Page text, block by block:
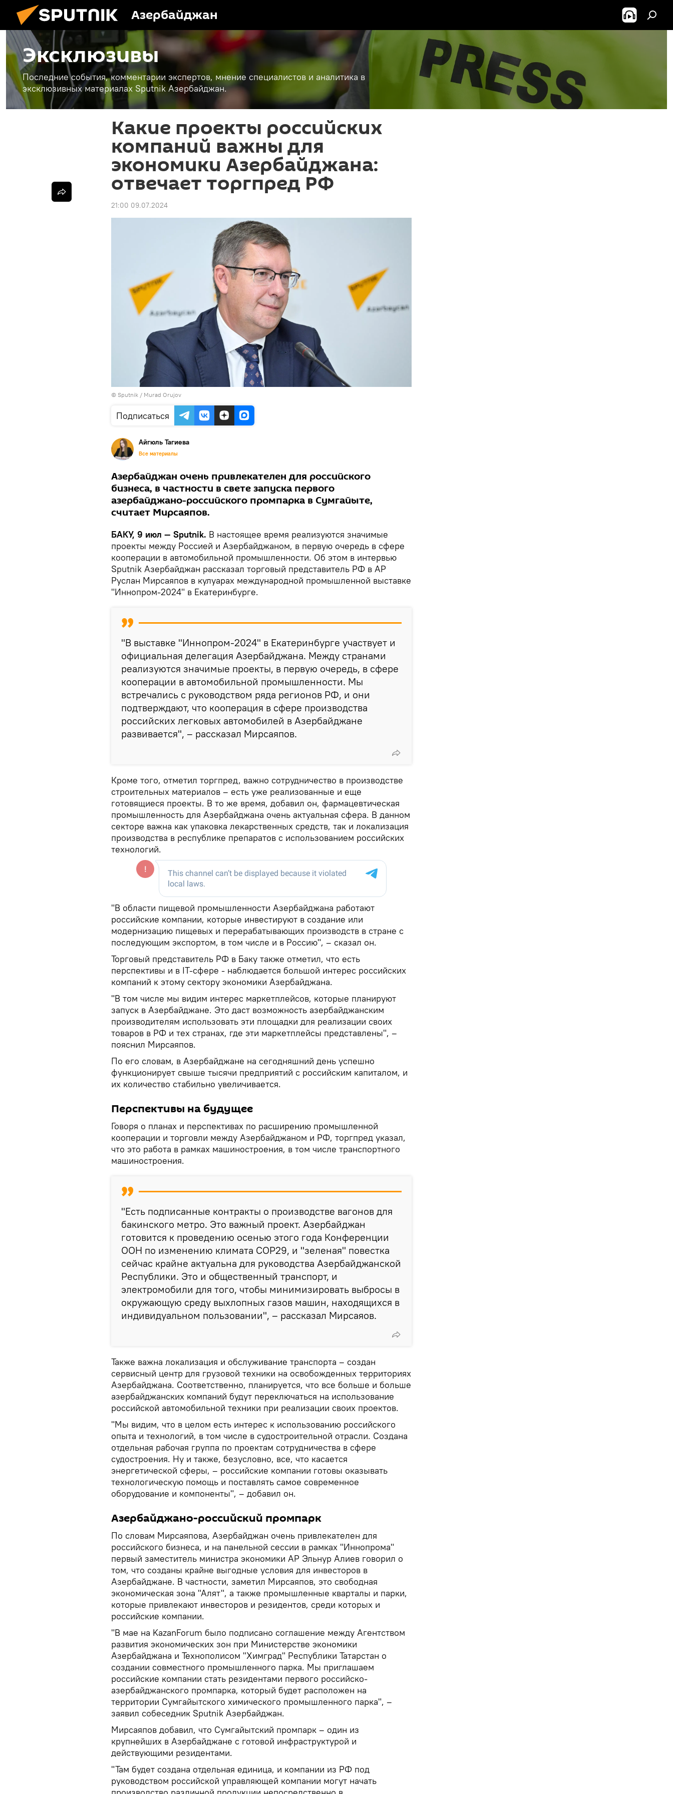
Азербайджан
Эксклюзивы
Последние события, комментарии экспертов, мнение специалистов и аналитика в
эксклюзивных материалах Sputnik Азербайджан.
Какие проекты российских
компаний важны для
экономики Азербайджана:
отвечает торгпред РФ
21:00 09.07.2024
© Sputnik / Murad Orujov
Подписаться
Айгюль Тагиева
Все материалы
Азербайджан очень привлекателен для российского
бизнеса, в частности в свете запуска первого
азербайджано-российского промпарка в Сумгайыте,
считает Мирсаяпов.
БАКУ, 9 июл — Sputnik. В настоящее время реализуются значимые
проекты между Россией и Азербайджаном, в первую очередь в сфере
кооперации в автомобильной промышленности. Об этом в интервью
Sputnik Азербайджан рассказал торговый представитель РФ в АР
Руслан Мирсаяпов в кулуарах международной промышленной выставке
"Иннопром-2024" в Екатеринбурге.
"В выставке "Иннопром-2024" в Екатеринбурге участвует и
официальная делегация Азербайджана. Между странами
реализуются значимые проекты, в первую очередь, в сфере
кооперации в автомобильной промышленности. Мы
встречались с руководством ряда регионов РФ, и они
подтверждают, что кооперация в сфере производства
российских легковых автомобилей в Азербайджане
развивается", – рассказал Мирсаяпов.
Кроме того, отметил торгпред, важно сотрудничество в производстве
строительных материалов – есть уже реализованные и еще
готовящиеся проекты. В то же время, добавил он, фармацевтическая
промышленность для Азербайджана очень актуальная сфера. В данном
секторе важна как упаковка лекарственных средств, так и локализация
производства в республике препаратов с использованием российских
технологий.
"В области пищевой промышленности Азербайджана работают
российские компании, которые инвестируют в создание или
модернизацию пищевых и перерабатывающих производств в стране с
последующим экспортом, в том числе и в Россию", – сказал он.
Торговый представитель РФ в Баку также отметил, что есть
перспективы и в IT-сфере - наблюдается большой интерес российских
компаний к этому сектору экономики Азербайджана.
"В том числе мы видим интерес маркетплейсов, которые планируют
запуск в Азербайджане. Это даст возможность азербайджанским
производителям использовать эти площадки для реализации своих
товаров в РФ и тех странах, где эти маркетплейсы представлены", –
пояснил Мирсаяпов.
По его словам, в Азербайджане на сегодняшний день успешно
функционирует свыше тысячи предприятий с российским капиталом, и
их количество стабильно увеличивается.
Перспективы на будущее
Говоря о планах и перспективах по расширению промышленной
кооперации и торговли между Азербайджаном и РФ, торгпред указал,
что это работа в рамках машиностроения, в том числе транспортного
машиностроения.
"Есть подписанные контракты о производстве вагонов для
бакинского метро. Это важный проект. Азербайджан
готовится к проведению осенью этого года Конференции
ООН по изменению климата COP29, и "зеленая" повестка
сейчас крайне актуальна для руководства Азербайджанской
Республики. Это и общественный транспорт, и
электромобили для того, чтобы минимизировать выбросы в
окружающую среду выхлопных газов машин, находящихся в
индивидуальном пользовании", – рассказал Мирсаяов.
Также важна локализация и обслуживание транспорта – создан
сервисный центр для грузовой техники на освобожденных территориях
Азербайджана. Соответственно, планируется, что все больше и больше
азербайджанских компаний будут переключаться на использование
российской автомобильной техники при реализации своих проектов.
"Мы видим, что в целом есть интерес к использованию российского
опыта и технологий, в том числе в судостроительной отрасли. Создана
отдельная рабочая группа по проектам сотрудничества в сфере
судостроения. Ну и также, безусловно, все, что касается
энергетической сферы, – российские компании готовы оказывать
технологическую помощь и поставлять самое современное
оборудование и компоненты", – добавил он.
Азербайджано-российский промпарк
По словам Мирсаяпова, Азербайджан очень привлекателен для
российского бизнеса, и на панельной сессии в рамках "Иннопрома"
первый заместитель министра экономики АР Эльнур Алиев говорил о
том, что созданы крайне выгодные условия для инвесторов в
Азербайджане. В частности, заметил Мирсаяпов, это свободная
экономическая зона "Алят", а также промышленные кварталы и парки,
которые привлекают инвесторов и резидентов, среди которых и
российские компании.
"В мае на KazanForum было подписано соглашение между Агентством
развития экономических зон при Министерстве экономики
Азербайджана и Технополисом "Химград" Республики Татарстан о
создании совместного промышленного парка. Мы приглашаем
российские компании стать резидентами первого российско-
азербайджанского промпарка, который будет расположен на
территории Сумгайытского химического промышленного парка", –
заявил собеседник Sputnik Азербайджан.
Мирсаяпов добавил, что Сумгайытский промпарк – один из
крупнейших в Азербайджане с готовой инфраструктурой и
действующими резидентами.
"Там будет создана отдельная единица, и компании из РФ под
руководством российской управляющей компании могут начать